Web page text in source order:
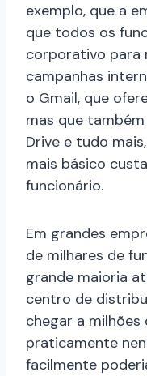
exemplo, que a
que todos os
corporativo para
campanhas
o Gmail, que
mas que
Drive e tudo
mais básico
funcionário.
Em grandes
de milhares de
grande maioria
centro de
chegar a
praticamente
facilmente